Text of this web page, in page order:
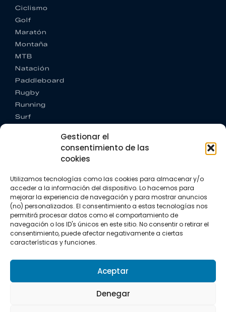
Gestionar el
consentimiento de las
cookies
Utilizamos tecnologías como las cookies para almacenar y/o
acceder a la información del dispositivo. Lo hacemos para
mejorar la experiencia de navegación y para mostrar anuncios
(no) personalizados. El consentimiento a estas tecnologías nos
permitirá procesar datos como el comportamiento de
navegación o los ID's únicos en este sitio. No consentir o retirar el
consentimiento, puede afectar negativamente a ciertas
características y funciones.
Aceptar
Denegar
Ciclismo
Golf
Maratón
Montaña
MTB
Natación
Paddleboard
Rugby
Running
Surf
CONTACTO
+34 662 342 177
info@vkssport.com
SÍGUENOS
Política de privacidad
Política de cookies